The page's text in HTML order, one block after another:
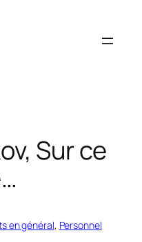
Sur ce
en général, Personnel